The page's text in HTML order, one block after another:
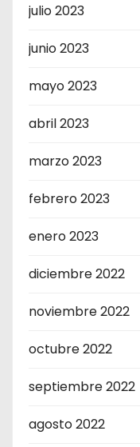
julio 2023
junio 2023
mayo 2023
abril 2023
marzo 2023
febrero 2023
enero 2023
diciembre 2022
noviembre 2022
octubre 2022
septiembre 2022
agosto 2022